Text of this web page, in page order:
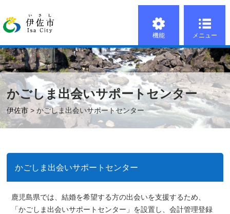
機能 メニュー
かごしま出会いサポートセンター
伊佐市 > かごしま出会いサポートセンター
かごしま出会いサポートセンター
鹿児島県では、結婚を希望する方の出会いを支援するため、
「かごしま出会いサポートセンター」を設置し、会計管理登録